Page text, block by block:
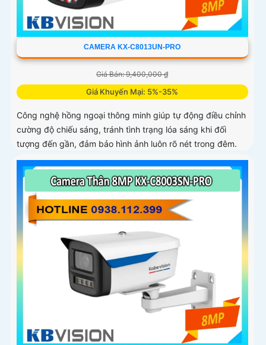
CAMERA KX-C8013UN-PRO
Giá Bán: 9,400,000 ₫
Giá Khuyến Mại: 5%-35%
Công nghệ hồng ngoại thông minh giúp tự động điều chỉnh
cường độ chiếu sáng, tránh tình trạng lóa sáng khi đối
tượng đến gần, đảm bảo hình ảnh luôn rõ nét trong đêm.
Bên cạnh đó, công nghệ giảm nhiễu 3DNR và chống ngược
sáng DWDR giúp camera tái tạo màu sắc chính xác và rõ
ràng trong mọi điều kiện ánh sáng phức tạp như ngược
sáng mạnh hay thiếu sáng